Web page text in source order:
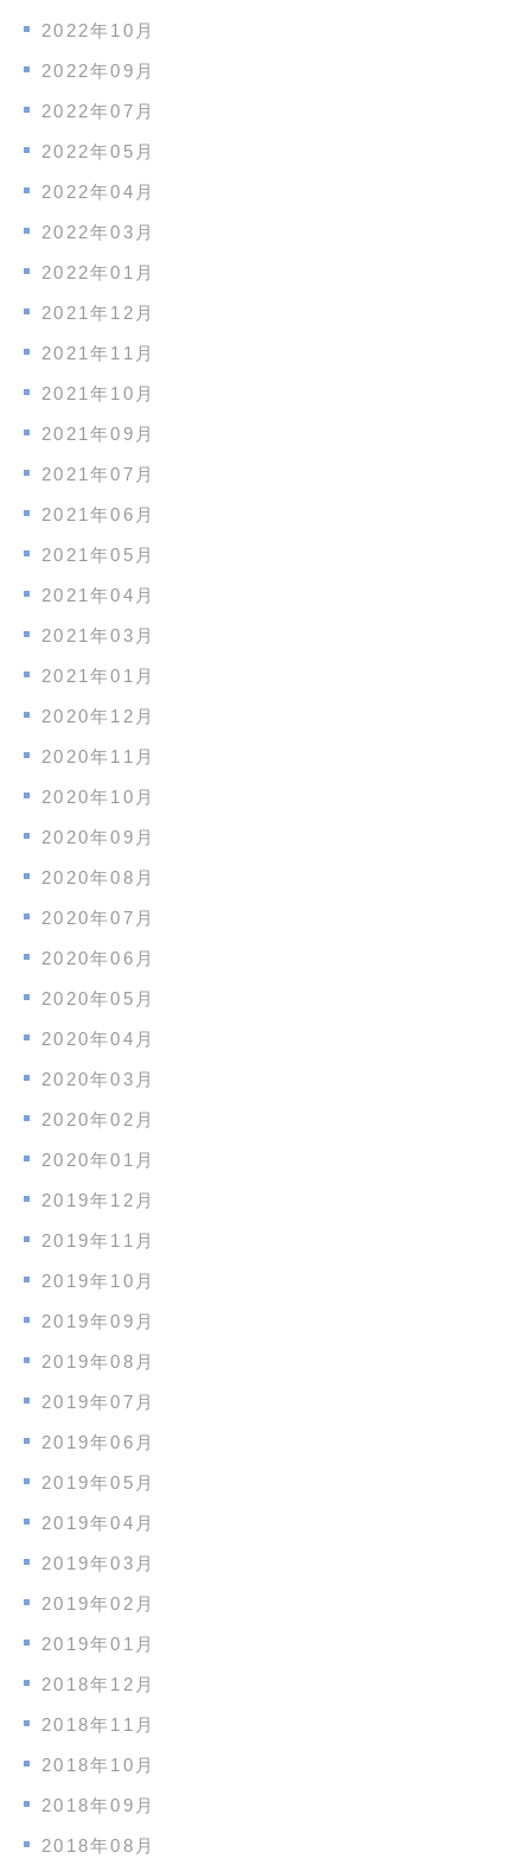
2022年10月
2022年09月
2022年07月
2022年05月
2022年04月
2022年03月
2022年01月
2021年12月
2021年11月
2021年10月
2021年09月
2021年07月
2021年06月
2021年05月
2021年04月
2021年03月
2021年01月
2020年12月
2020年11月
2020年10月
2020年09月
2020年08月
2020年07月
2020年06月
2020年05月
2020年04月
2020年03月
2020年02月
2020年01月
2019年12月
2019年11月
2019年10月
2019年09月
2019年08月
2019年07月
2019年06月
2019年05月
2019年04月
2019年03月
2019年02月
2019年01月
2018年12月
2018年11月
2018年10月
2018年09月
2018年08月